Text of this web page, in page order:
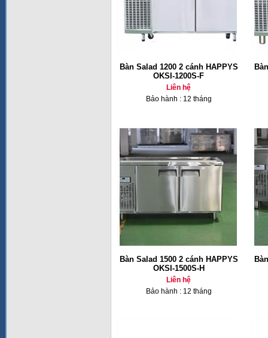
Bàn Salad 1200 2 cánh HAPPYS
OKSI-1200S-F
Liên hệ
Bảo hành : 12 tháng
Bàn Salad 1500 2 cánh HAPPYS
OKSI-1500S-H
Liên hệ
Bảo hành : 12 tháng